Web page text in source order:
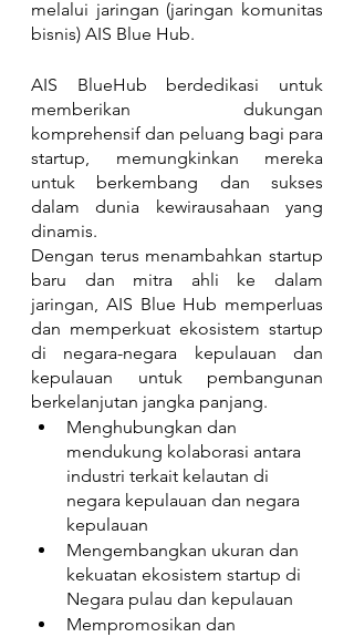
melalui jaringan (jaringan komunitas
bisnis) AIS Blue Hub.
AIS BlueHub berdedikasi untuk
memberikan dukungan
komprehensif dan peluang bagi para
startup, memungkinkan mereka
untuk berkembang dan sukses
dalam dunia kewirausahaan yang
dinamis.
Dengan terus menambahkan startup
baru dan mitra ahli ke dalam
jaringan, AIS Blue Hub memperluas
dan memperkuat ekosistem startup
di negara-negara kepulauan dan
kepulauan untuk pembangunan
berkelanjutan jangka panjang.
Menghubungkan dan
mendukung kolaborasi antara
industri terkait kelautan di
negara kepulauan dan negara
kepulauan
Mengembangkan ukuran dan
kekuatan ekosistem startup di
Negara pulau dan kepulauan
Mempromosikan dan